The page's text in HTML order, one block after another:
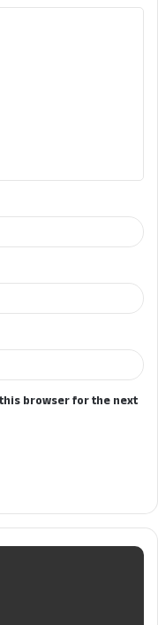
browser for the next